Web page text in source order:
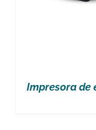
Impresora de